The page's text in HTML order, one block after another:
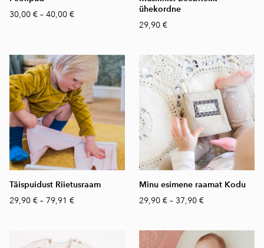
30,00 € – 40,00 €
ühekordne
29,90 €
Täispuidust Riietusraam
29,90 € – 79,91 €
Minu esimene raamat Kodu
29,90 € – 37,90 €